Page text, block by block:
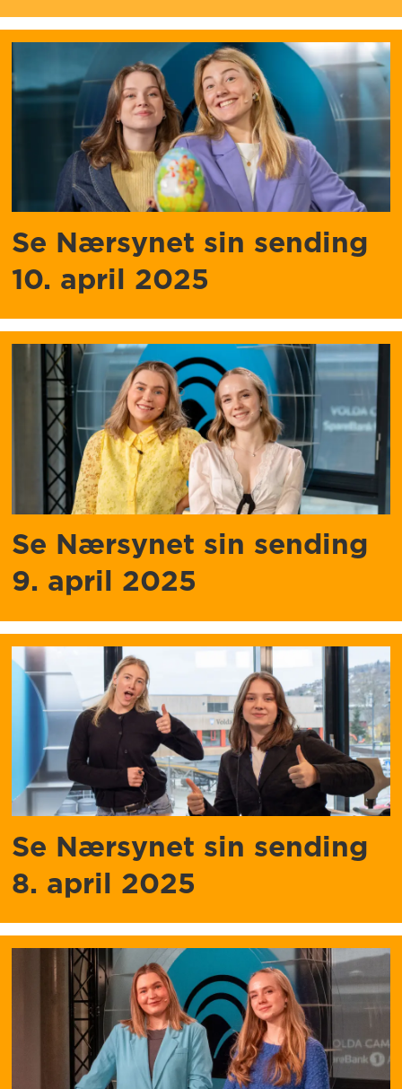
Se Nærsynet sin sending
10. april 2025
Se Nærsynet sin sending
9. april 2025
Se Nærsynet sin sending
8. april 2025